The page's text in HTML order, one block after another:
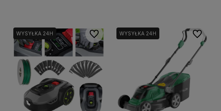
WYSYŁKA 24H Do ulubionychWYSYŁKA 24H Do